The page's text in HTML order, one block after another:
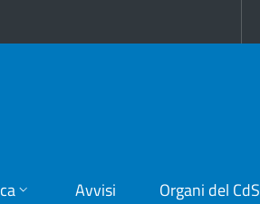
Avvisi Organi del CdS